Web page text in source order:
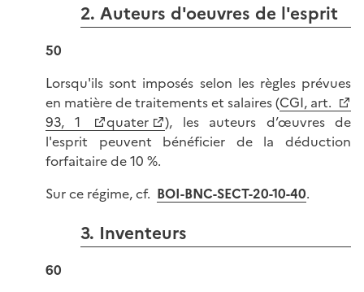
2. Auteurs d'oeuvres de l'esprit
50
Lorsqu'ils sont imposés selon les règles prévues
en matière de traitements et salaires (CGI, art.
93, 1
quater
), les auteurs d’œuvres de
l'esprit peuvent bénéficier de la déduction
forfaitaire de 10 %.
Sur ce régime, cf. BOI-BNC-SECT-20-10-40.
3. Inventeurs
60